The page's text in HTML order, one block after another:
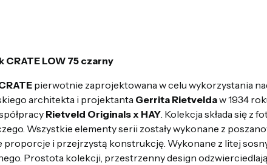
CRATE LOW 75 czarny
pierwotnie zaprojektowana w celu wykorzystania
architekta i projektanta Gerrita Rietveldaw 1934
Rietveld Originals x HAY. Kolekcja składa się z
Wszystkie elementy serii zostały wykonane z
proporcje i przejrzystą konstrukcję. Wykonane z litej
Prostota kolekcji, przestrzenny design